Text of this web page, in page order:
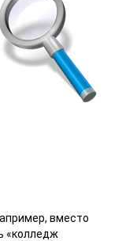
вместо
«колледж